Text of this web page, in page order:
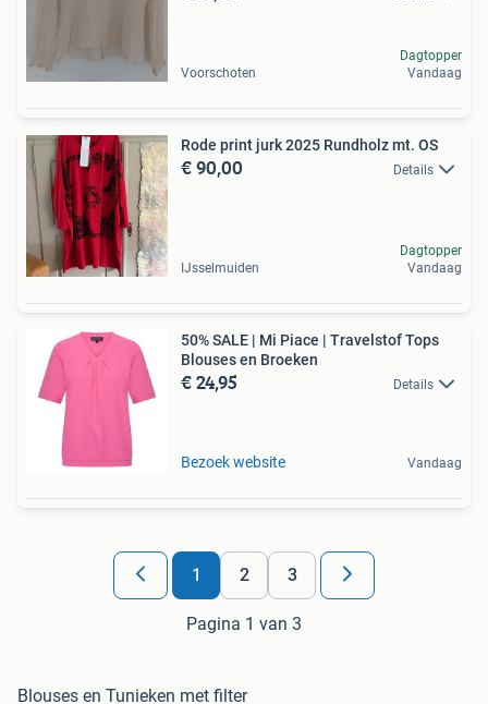
Voorschoten
Dagtopper
Vandaag
Rode print jurk 2025 Rundholz mt. OS
€ 90,00 Details
IJsselmuiden
Dagtopper
Vandaag
50% SALE | Mi Piace | Travelstof Tops
Blouses en Broeken
€ 24,95 Details
Bezoek website Vandaag
1 2 3
Pagina 1 van 3
Blouses en Tunieken met filter